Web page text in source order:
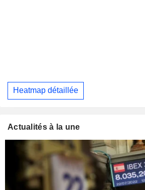
Heatmap détaillée
Actualités à la une